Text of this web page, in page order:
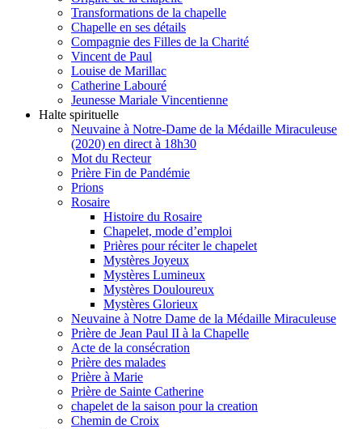
Transformations de la chapelle
Chapelle en ses détails
Compagnie des Filles de la Charité
Vincent de Paul
Louise de Marillac
Catherine Labouré
Jeunesse Mariale Vincentienne
Halte spirituelle
Neuvaine à Notre-Dame de la Médaille Miraculeuse
(2020) en direct à 18h30
Mot du Recteur
Prière Fin de Pandémie
Prions
Rosaire
Histoire du Rosaire
Chapelet, mode d’emploi
Prières pour réciter le chapelet
Mystères Joyeux
Mystères Lumineux
Mystères Douloureux
Mystères Glorieux
Neuvaine à Notre Dame de la Médaille Miraculeuse
Prière de Jean Paul II à la Chapelle
Acte de la consécration
Prière des malades
Prière à Marie
Prière de Sainte Catherine
chapelet de la saison pour la creation
Chemin de Croix